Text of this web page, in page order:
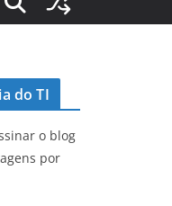
do TI
o blog
por